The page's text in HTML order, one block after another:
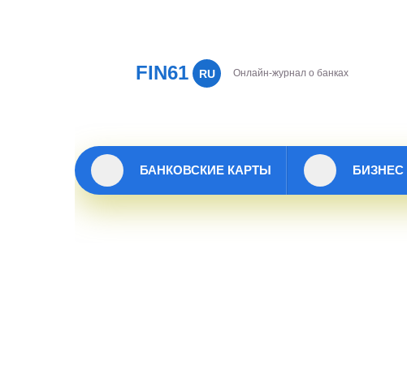
FIN61 RU Онлайн-журнал о банках
БАНКОВСКИЕ КАРТЫ БИЗНЕС